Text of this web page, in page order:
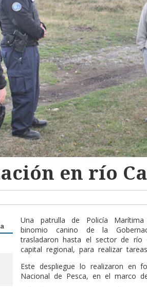
en río
Una patrulla de Policía
binomio canino de la
trasladaron hasta el sector de
capital regional, para realizar
Este despliegue lo realizaron en
Nacional de Pesca, en el marco